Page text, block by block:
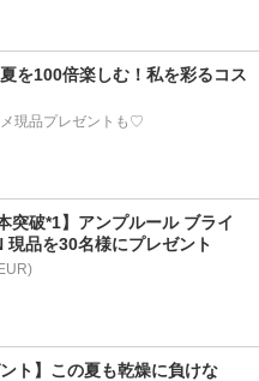
夏を100倍楽しむ！私を彩るコス
現品プレゼントも♡
突破*1】アンプルール ブライ
現品を30名様にプレゼント
ント】この夏も乾燥に負けな